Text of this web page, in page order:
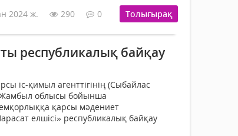
2024 ж. 290 0 Толығырақ
республикалық байқау
іс-қимыл агенттігінің (Сыбайлас
облысы бойынша
қарсы мәдениет
елшісі» республикалық байқау